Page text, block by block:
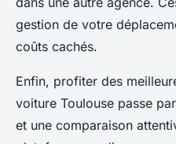
gestion de votre
coûts cachés.
Enfin, profiter des
voiture Toulouse passe
et une comparaison